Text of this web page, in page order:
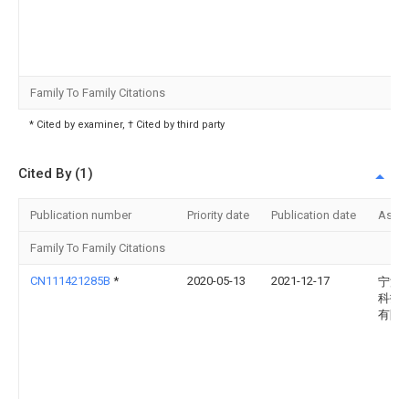
Family To Family Citations
* Cited by examiner, † Cited by third party
Cited By (1)
Publication number Priority date Publication date
Family To Family Citations
CN111421285B * 2020-05-13 2021-12-17
宁波
科技
有限